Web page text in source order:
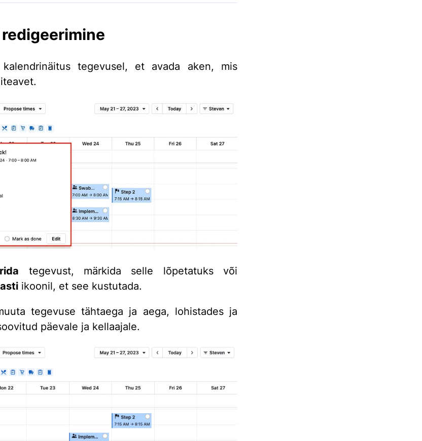
kalendrinäitus tegevusel, et avada aken, mis
tegevust, märkida selle lõpetatuks või
ikoonil, et see kustutada.
tegevuse tähtaega ja aega, lohistades ja
päevale ja kellaajale.